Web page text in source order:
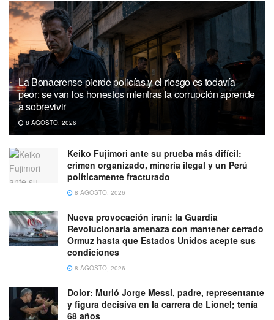
La Bonaerense pierde policías y el riesgo es todavía
peor: se van los honestos mientras la corrupción aprende
a sobrevivir
8 AGOSTO, 2026
Keiko Fujimori ante su prueba más difícil:
crimen organizado, minería ilegal y un Perú
políticamente fracturado
8 AGOSTO, 2026
Nueva provocación iraní: la Guardia
Revolucionaria amenaza con mantener cerrado
Ormuz hasta que Estados Unidos acepte sus
condiciones
8 AGOSTO, 2026
Dolor: Murió Jorge Messi, padre, representante
y figura decisiva en la carrera de Lionel; tenía
68 años